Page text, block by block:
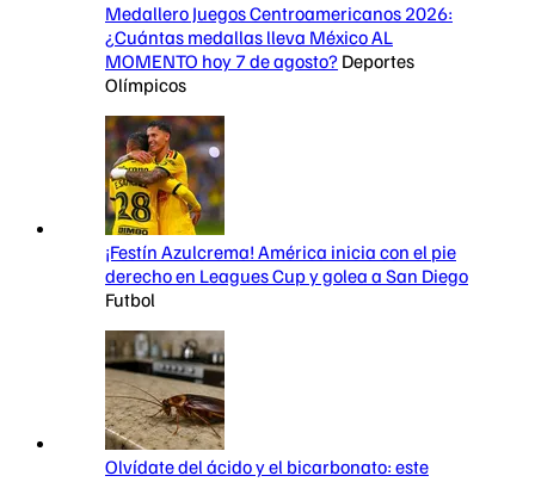
Medallero Juegos Centroamericanos 2026:
¿Cuántas medallas lleva México AL
MOMENTO hoy 7 de agosto? Deportes
Olímpicos
¡Festín Azulcrema! América inicia con el pie
derecho en Leagues Cup y golea a San Diego
Futbol
Olvídate del ácido y el bicarbonato: este